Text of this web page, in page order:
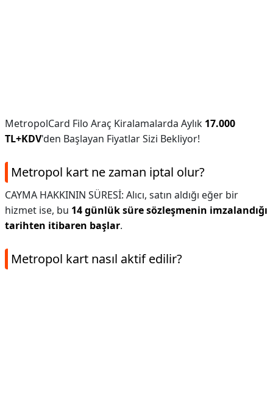
MetropolCard Filo Araç Kiralamalarda Aylık 17.000
TL+KDV'den Başlayan Fiyatlar Sizi Bekliyor!
Metropol kart ne zaman iptal olur?
CAYMA HAKKININ SÜRESİ: Alıcı, satın aldığı eğer bir
hizmet ise, bu 14 günlük süre sözleşmenin imzalandığı
tarihten itibaren başlar.
Metropol kart nasıl aktif edilir?